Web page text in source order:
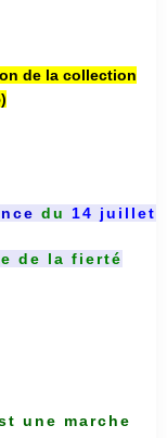
de la collection
du 14 juillet
de la fierté
une marche